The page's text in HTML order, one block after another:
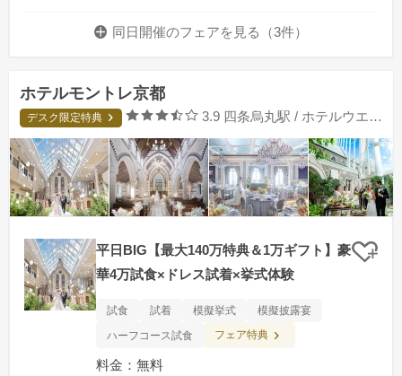
同日開催のフェアを 見る（3件）
ホテルモントレ京都
デスク限定特典 口コミ評価
3.9 四条烏丸駅 / ホテルウエディング
平日BIG【最大140万特典＆1万ギフト】豪
華4万試食×ドレス試着×挙式体験
クリ
試食 試着 模擬挙式
模擬披露宴
ハーフコース試食
フェア特典
料金：無料